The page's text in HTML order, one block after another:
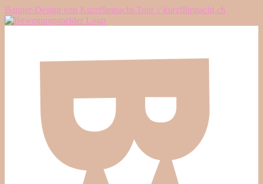
Banner-Design von Kurzfilmnacht-Tour // kurzfilmnacht.ch